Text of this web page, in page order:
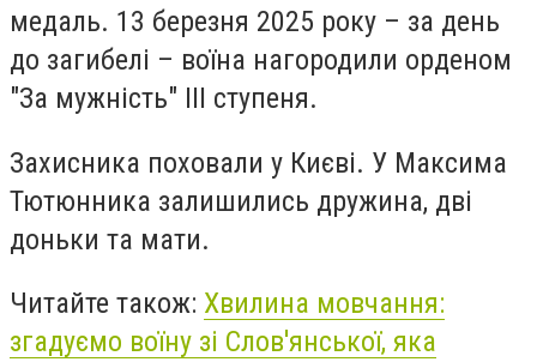
медаль. 13 березня 2025 року – за день
до загибелі – воїна нагородили орденом
"За мужність" III ступеня.
Захисника поховали у Києві. У Максима
Тютюнника залишились дружина, дві
доньки та мати.
Читайте також: Хвилина мовчання:
згадуємо воїну зі Слов'янської, яка